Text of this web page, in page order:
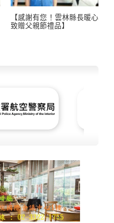
【感謝有您！雲林縣長暖心
致贈父親節禮品】